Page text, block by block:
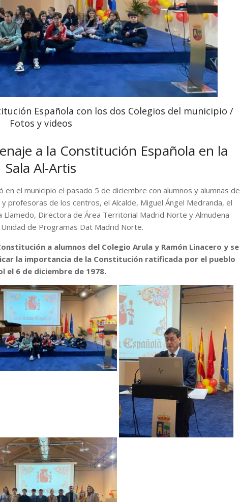
Española con los dos Colegios del municipio /
Fotos y videos
a la Constitución Española en la
Sala Al-Artis
el municipio el pasado 5 de diciembre con alumnos y alumnas de
profesoras de los centros, el Alcalde, Miguel Ángel Medranda, el
Llamedo, Directora de Área Territorial Madrid Norte y Almudena
Unidad de Programas Dat Madrid Norte.
a alumnos del Colegio Arula y Ramón Linacero y se
la importancia de la Constitución ratificada por el pueblo
el 6 de diciembre de 1978.